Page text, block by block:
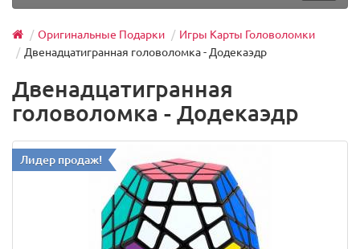
Оригинальные Подарки
Игры Карты Головоломки
Двенадцатигранная головоломка - Додекаэдр
Двенадцатигранная
головоломка - Додекаэдр
Лидер продаж!